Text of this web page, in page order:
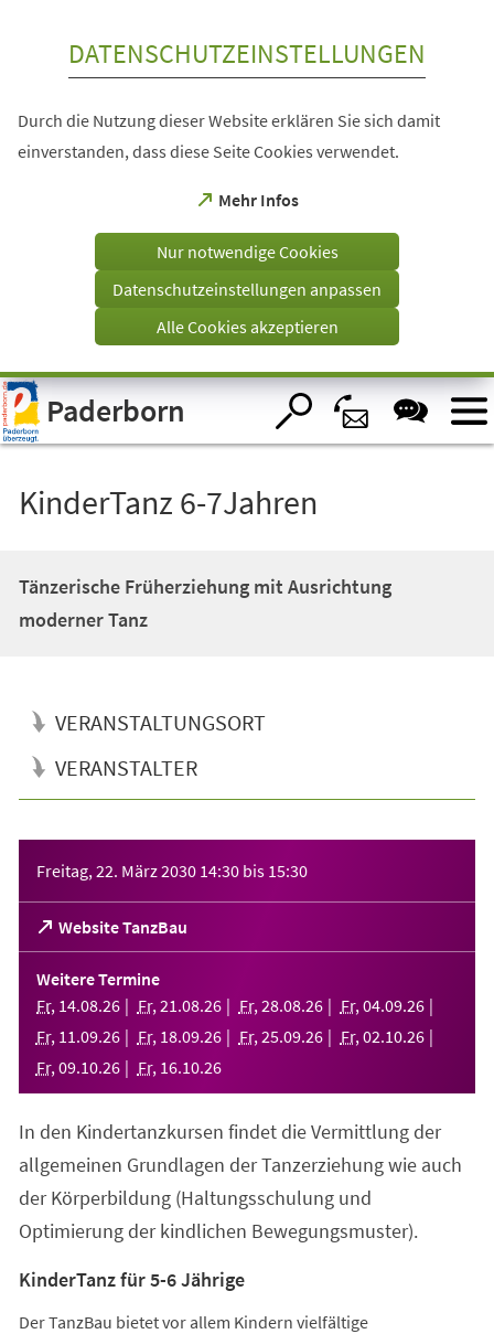
Visuelle
Assistenzsoftware
öffnen.
DATENSCHUTZEINSTELLUNGEN
Durch die Nutzung dieser Website erklären Sie sich damit
einverstanden, dass diese Seite Cookies verwendet.
Mehr Infos
(Öffnet
einem
Tab)
Nur notwendige Cookies
Datenschutzeinstellungen anpassen
Alle Cookies akzeptieren
Paderborn
KinderTanz 6-7Jahren
Tänzerische Früherziehung mit Ausrichtung
moderner Tanz
VERANSTALTUNGSORT
VERANSTALTER
Freitag, 22. März 2030 14:30 bis 15:30
Website TanzBau
(Öffnet
in
einem
neuen
Tab)
Weitere Termine
Fr, 14.08.26 Fr, 21 .08.26 Fr, 28.08.26 Fr, 04.09.26
Fr, 11 .09.26 Fr, 18.09.26 Fr, 25.09.26 Fr, 02.10.26
Fr, 09.10.26 Fr, 16.10.26
In den Kindertanzkursen findet die Vermittlung der
allgemeinen Grundlagen der Tanzerziehung wie auch
der Körperbildung (Haltungsschulung und
Optimierung der kindlichen Bewegungsmuster).
KinderTanz für 5-6 Jährige
Der TanzBau bietet vor allem Kindern vielfältige